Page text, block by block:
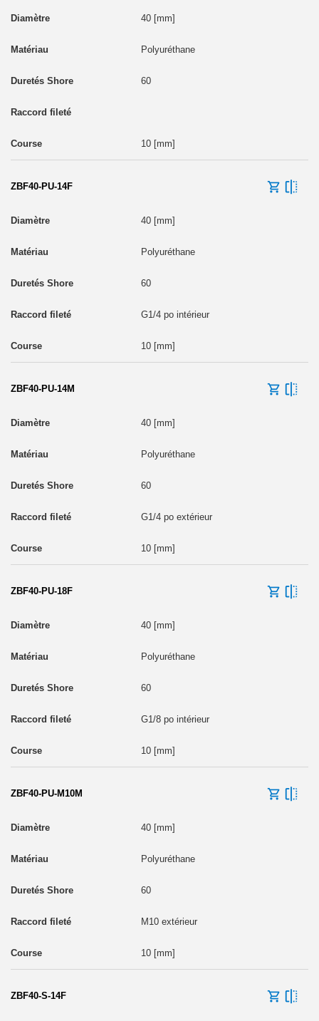
40 [mm]
Polyuréthane
60
10 [mm]
ZBF40-PU-14F
40 [mm]
Polyuréthane
60
G1/4 po intérieur
10 [mm]
ZBF40-PU-14M
40 [mm]
Polyuréthane
60
G1/4 po extérieur
10 [mm]
ZBF40-PU-18F
40 [mm]
Polyuréthane
60
G1/8 po intérieur
10 [mm]
ZBF40-PU-M10M
40 [mm]
Polyuréthane
60
M10 extérieur
10 [mm]
ZBF40-S-14F